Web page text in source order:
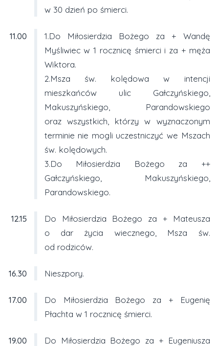
w 30 dzień po śmierci.
11.00
1.Do Miłosierdzia Bożego za + Wandę
Myśliwiec w 1 rocznicę śmierci i za + męża
Wiktora.
2.Msza św. kolędowa w intencji
mieszkańców ulic Gałczyńskiego,
Makuszyńskiego, Parandowskiego
oraz wszystkich, którzy w wyznaczonym
terminie nie mogli uczestniczyć we Mszach
św. kolędowych.
3.Do Miłosierdzia Bożego za ++
Gałczyńskiego, Makuszyńskiego,
Parandowskiego.
12.15
Do Miłosierdzia Bożego za + Mateusza
o dar życia wiecznego, Msza św.
od rodziców.
16.30 Nieszpory.
17.00
Do Miłosierdzia Bożego za + Eugenię
Płachta w 1 rocznicę śmierci.
19.00
Do Miłosierdzia Bożego za + Eugeniusza